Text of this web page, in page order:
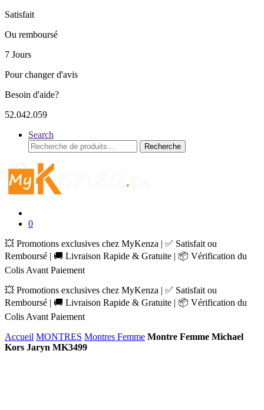
Satisfait
Ou remboursé
7 Jours
Pour changer d'avis
Besoin d'aide?
52.042.059
Search
Recherche
pour :
Recherche
0
💥 Promotions exclusives chez MyKenza | ✅ Satisfait ou
Remboursé | 🚚 Livraison Rapide & Gratuite | 📦 Vérification du
Colis Avant Paiement
💥 Promotions exclusives chez MyKenza | ✅ Satisfait ou
Remboursé | 🚚 Livraison Rapide & Gratuite | 📦 Vérification du
Colis Avant Paiement
Accueil MONTRES Montres Femme Montre Femme Michael
Kors Jaryn MK3499